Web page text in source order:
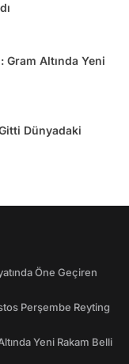
Gram Altında Yeni
Dünyadaki
Öne Geçiren
Perşembe Reyting
Yeni Rakam Belli